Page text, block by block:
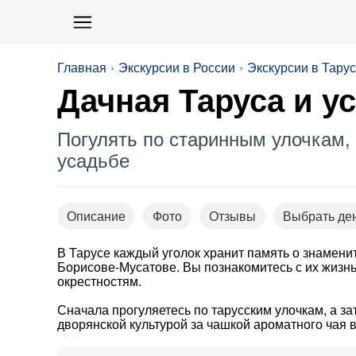
Главная Экскурсии в России Экскурсии в
Дачная Таруса и
Погулять по старинным
усадьбе
Описание Фото Отзывы
Выбрать
В Тарусе каждый уголок хранит память о
Борисове-Мусатове. Вы познакомитесь с их
окрестностям.
Сначала прогуляетесь по тарусским улочкам, а
дворянской культурой за чашкой ароматного чая